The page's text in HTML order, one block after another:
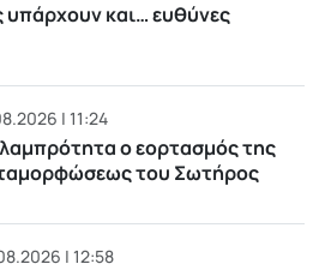
και… ευθύνες
| 11:24
ο εορτασμός της
του Σωτήρος
| 12:58